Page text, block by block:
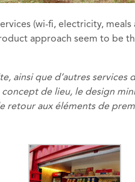
(wi-fi, electricity,
approach seem to be
ainsi que d’autres services
de lieu, le design
retour aux éléments de